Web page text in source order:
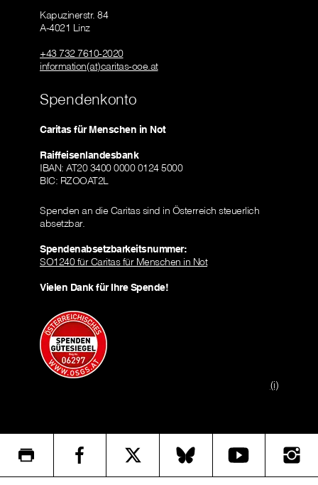
Kapuzinerstr. 84
A-4021 Linz
+43 732 7610-2020
information(at)caritas-ooe.at
Spendenkonto
Caritas für Menschen in Not
Raiffeisenlandesbank
IBAN: AT20 3400 0000 0124 5000
BIC: RZOOAT2L
Spenden an die Caritas sind in Österreich steuerlich
absetzbar.
Spendenabsetzbarkeitsnummer:
SO1240 für Caritas für Menschen in Not
Vielen Dank für Ihre Spende!
(i)